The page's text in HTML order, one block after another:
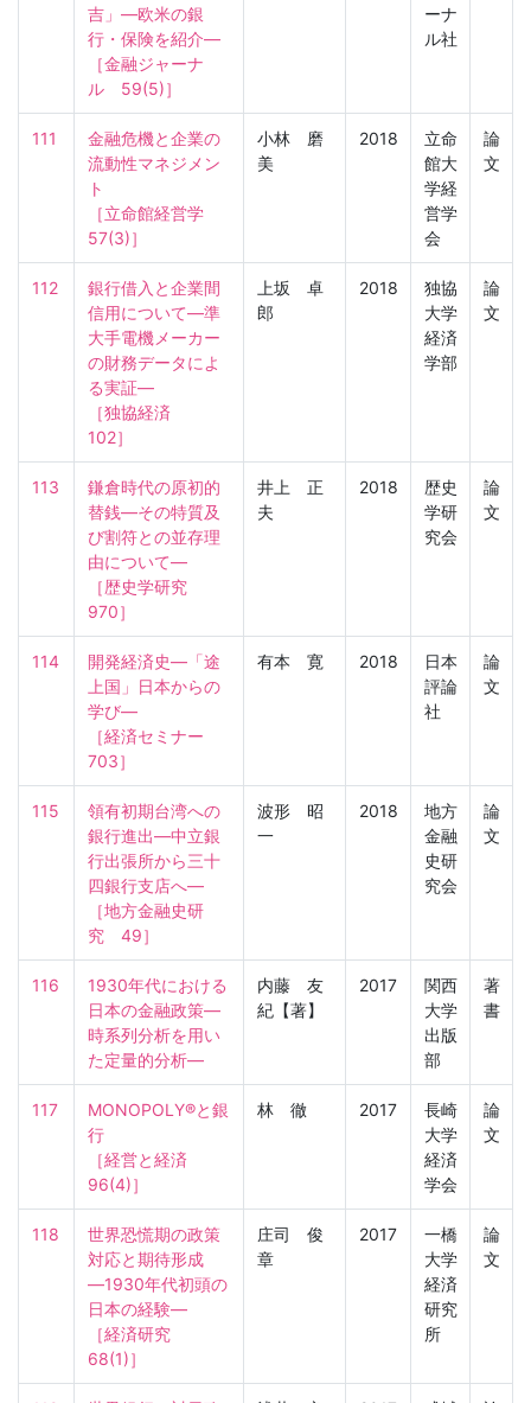
吉」―欧米の銀
行・保険を紹介―
［金融ジャーナ
ル　59(5)］
ーナ
ル社
111
金融危機と企業の
流動性マネジメン
ト
［立命館経営学
57(3)］
小林 磨
美
2018
立命
館大
学経
営学
会
論
文
112
銀行借入と企業間
信用について―準
大手電機メーカー
の財務データによ
る実証―
［独協経済
102］
上坂 卓
郎
2018
独協
大学
経済
学部
論
文
113
鎌倉時代の原初的
替銭―その特質及
び割符との並存理
由について―
［歴史学研究
970］
井上 正
夫
2018
歴史
学研
究会
論
文
114
開発経済史―「途
上国」日本からの
学び―
［経済セミナー
703］
有本 寛 2018
日本
評論
社
論
文
115
領有初期台湾への
銀行進出―中立銀
行出張所から三十
四銀行支店へ―
［地方金融史研
究　49］
波形 昭
一
2018
地方
金融
史研
究会
論
文
116
1930年代における
日本の金融政策―
時系列分析を用い
た定量的分析―
内藤 友
紀【著】
2017
関西
大学
出版
部
著
書
117
MONOPOLY®と銀
行
［経営と経済
96(4)］
林 徹 2017
長崎
大学
経済
学会
論
文
118
世界恐慌期の政策
対応と期待形成
―1930年代初頭の
日本の経験―
［経済研究
68(1)］
庄司 俊
章
2017
一橋
大学
経済
研究
所
論
文